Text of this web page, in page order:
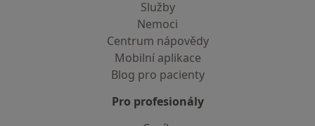
Služby
Nemoci
Centrum nápovědy
Mobilní aplikace
Blog pro pacienty
Pro profesionály